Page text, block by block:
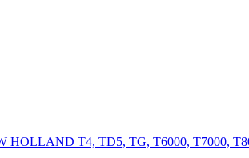
HOLLAND T4, TD5, TG, T6000, T7000,